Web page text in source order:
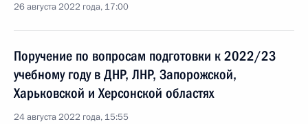
26 августа 2022 года, 17:00
Поручение по вопросам подготовки к 2022/23
учебному году в ДНР, ЛНР, Запорожской,
Харьковской и Херсонской областях
24 августа 2022 года, 15:55